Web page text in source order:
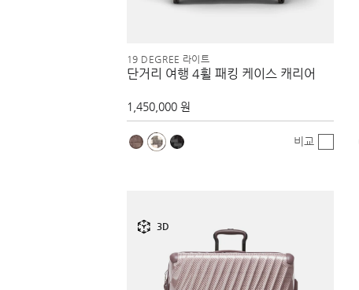
19 DEGREE 라이트
단거리 여행 4휠 패킹 케이스 캐리어
1,450,000 원
비교
3D